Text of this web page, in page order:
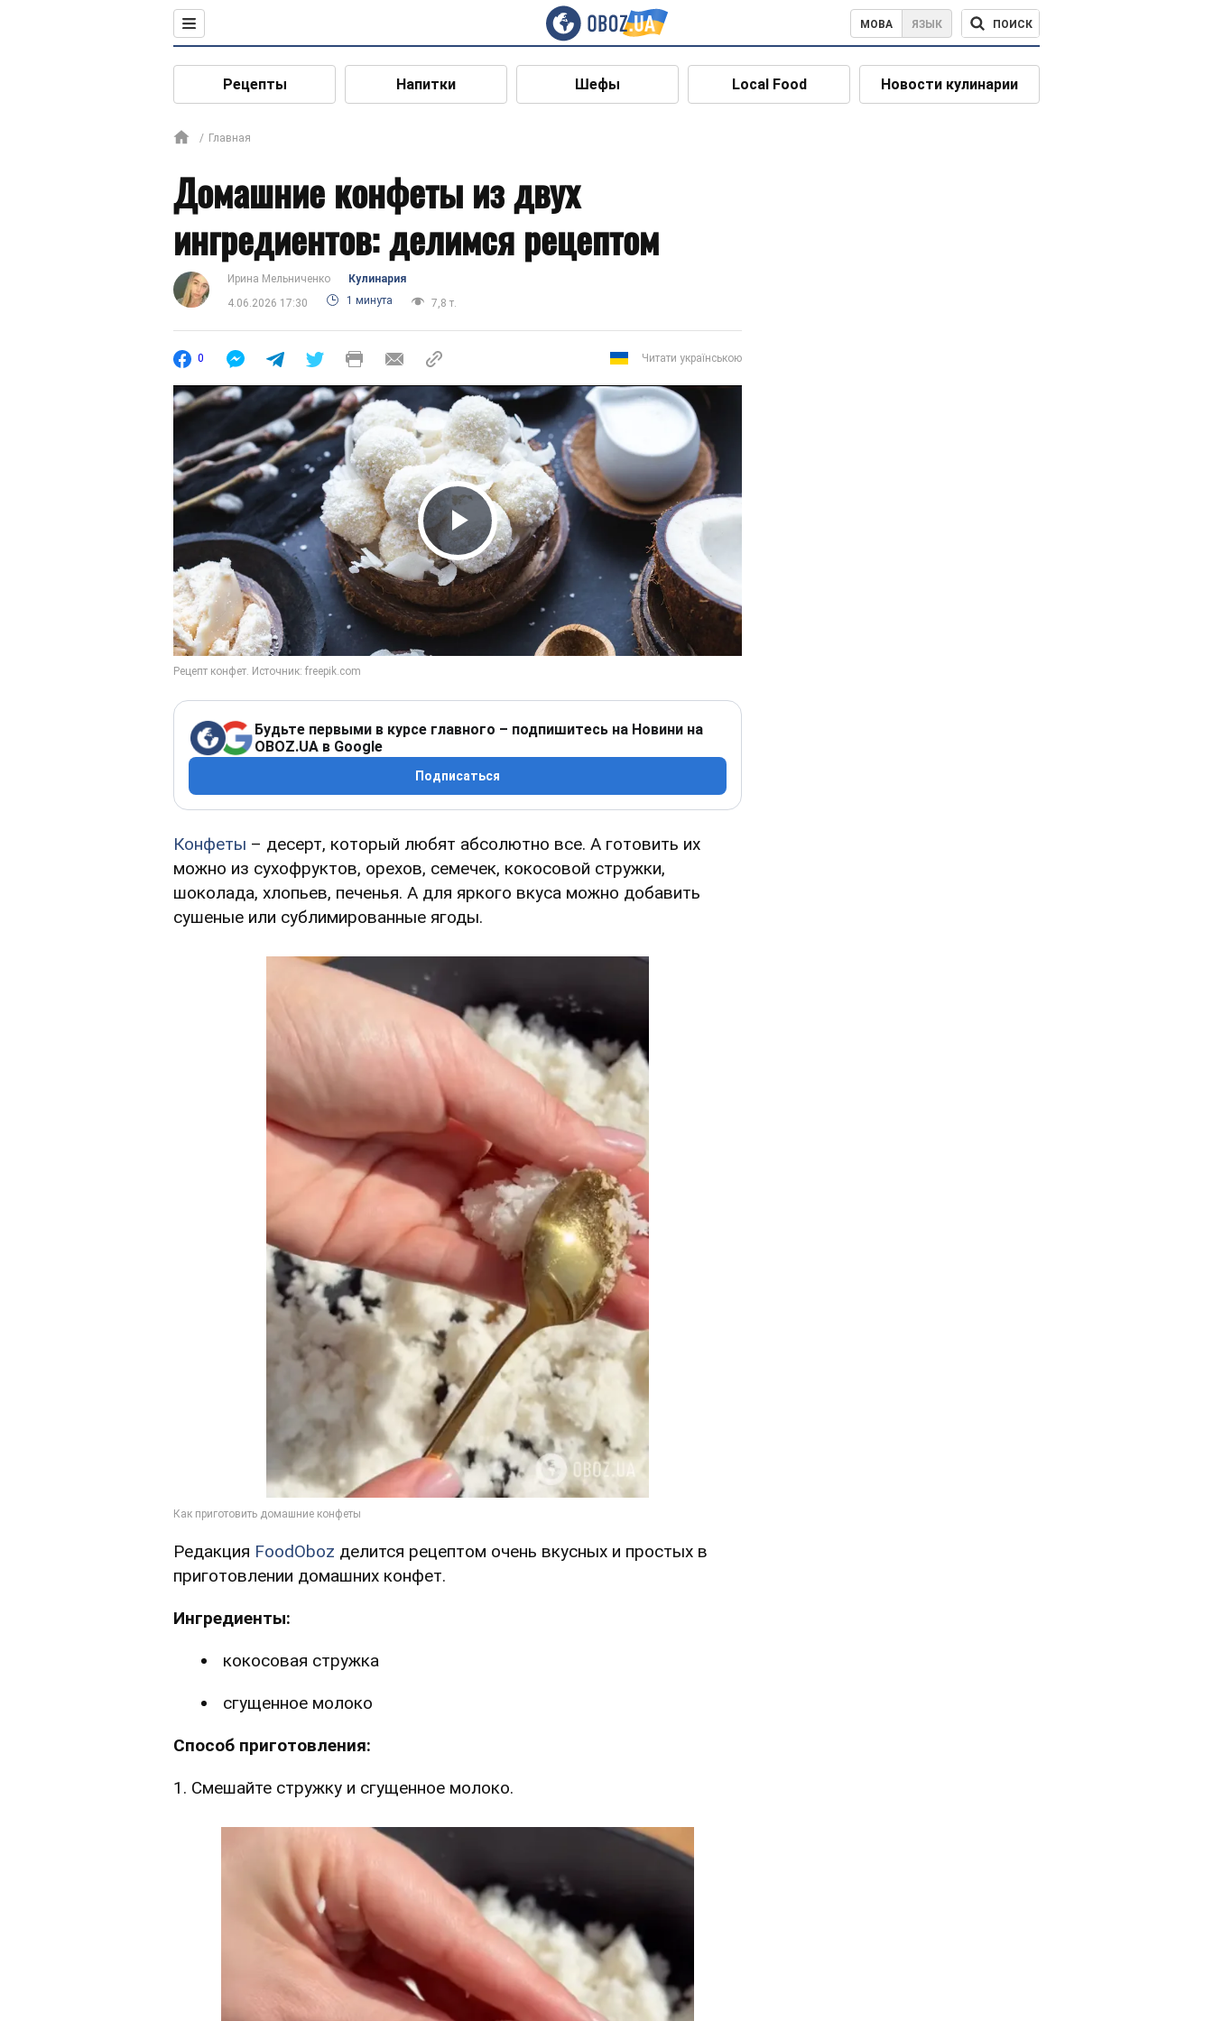
МОВА ЯЗЫК ПОИСК
Рецепты Напитки Шефы Local Food Новости кулинарии
Главная
Домашние конфеты из двух
ингредиентов: делимся рецептом
Ирина Мельниченко
Кулинария
4.06.2026 17:30
1 минута 7,8 т.
0 Читати українською
Play Video
Будьте первыми в курсе главного – подпишитесь на Новини на
OBOZ.UA в Google
Подписаться
Конфеты – десерт, который любят абсолютно все. А готовить их
можно из сухофруктов, орехов, семечек, кокосовой стружки,
шоколада, хлопьев, печенья. А для яркого вкуса можно добавить
сушеные или сублимированные ягоды.
Редакция FoodOboz делится рецептом очень вкусных и простых в
приготовлении домашних конфет.
Ингредиенты:
кокосовая стружка
сгущенное молоко
Способ приготовления:
1. Смешайте стружку и сгущенное молоко.